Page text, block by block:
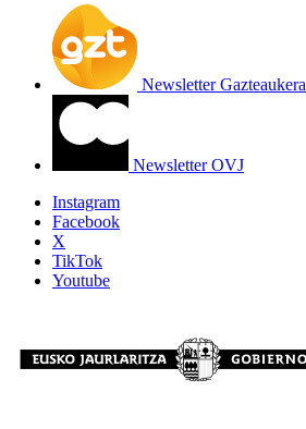
Newsletter Gazteaukera
Newsletter OVJ
Instagram
Facebook
X
TikTok
Youtube